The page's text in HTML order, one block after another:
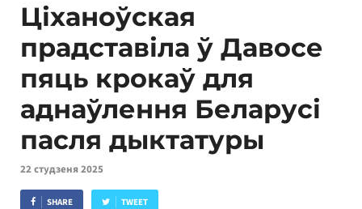
Ціханоўская
прадставіла ў Давосе
пяць крокаў для
аднаўлення Беларусі
пасля дыктатуры
22 студзеня 2025
SHARE TWEET